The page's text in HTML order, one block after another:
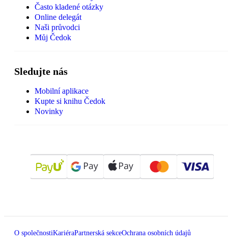
Často kladené otázky
Online delegát
Naši průvodci
Můj Čedok
Sledujte nás
Mobilní aplikace
Kupte si knihu Čedok
Novinky
O společnostiKariéraPartnerská sekceOchrana osobních údajů